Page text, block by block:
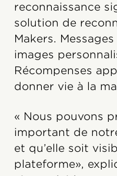
reconnaissance
solution de
Makers.
images
Récompenses
donner vie à la
« Nous pouvons
important de
et qu’elle soit
plateforme»,